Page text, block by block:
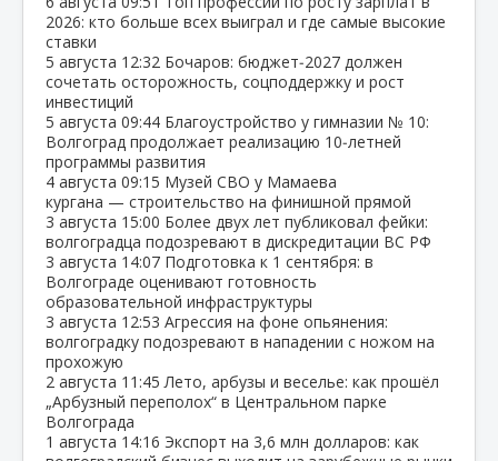
2026: кто больше всех выиграл и где самые высокие
ставки
5 августа 12:32 Бочаров: бюджет‑2027 должен
сочетать осторожность, соцподдержку и рост
инвестиций
5 августа 09:44 Благоустройство у гимназии № 10:
Волгоград продолжает реализацию 10‑летней
программы развития
4 августа 09:15 Музей СВО у Мамаева
кургана — строительство на финишной прямой
3 августа 15:00 Более двух лет публиковал фейки:
волгоградца подозревают в дискредитации ВС РФ
3 августа 14:07 Подготовка к 1 сентября: в
Волгограде оценивают готовность
образовательной инфраструктуры
3 августа 12:53 Агрессия на фоне опьянения:
волгоградку подозревают в нападении с ножом на
прохожую
2 августа 11:45 Лето, арбузы и веселье: как прошёл
„Арбузный переполох“ в Центральном парке
Волгограда
1 августа 14:16 Экспорт на 3,6 млн долларов: как